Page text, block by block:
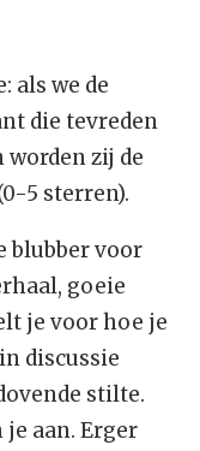
als we de
die tevreden
zij de
5 sterren).
blubber voor
goeie
je voor hoe je
discussie
stilte.
aan. Erger